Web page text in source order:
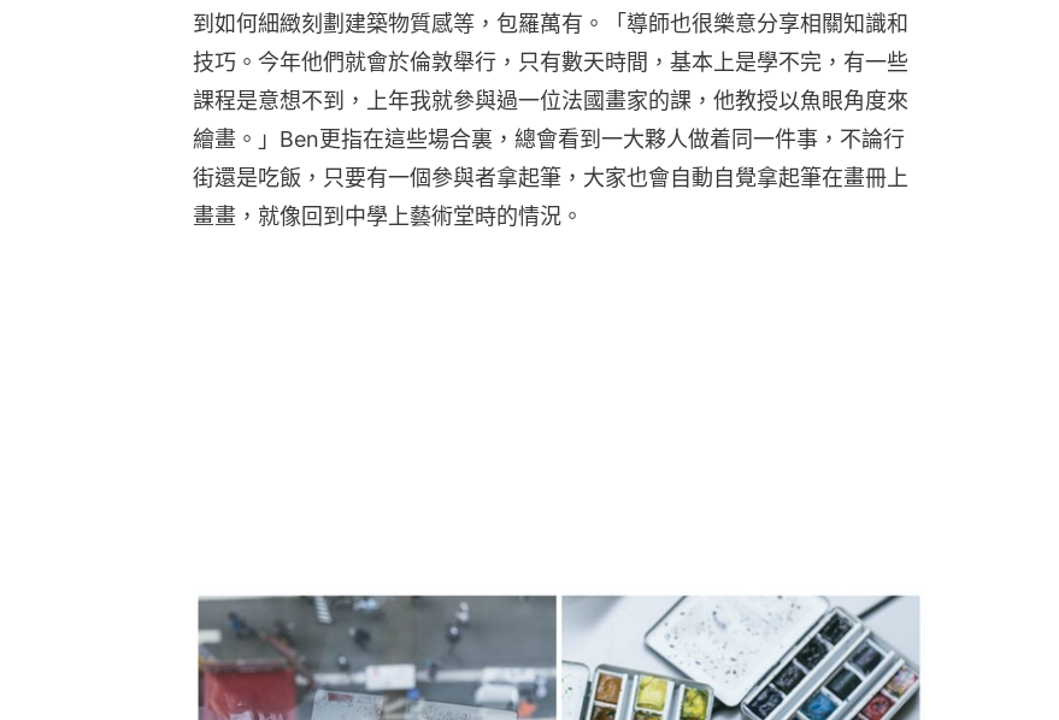
到如何細緻刻劃建築物質感等，包羅萬有。「導師也很樂意分享相關知識和
技巧。今年他們就會於倫敦舉行，只有數天時間，基本上是學不完，有一些
課程是意想不到，上年我就參與過一位法國畫家的課，他教授以魚眼角度來
繪畫。」Ben更指在這些場合裏，總會看到一大夥人做着同一件事，不論行
街還是吃飯，只要有一個參與者拿起筆，大家也會自動自覺拿起筆在畫冊上
畫畫，就像回到中學上藝術堂時的情況。